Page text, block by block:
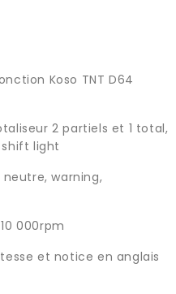
Koso TNT D64
2 partiels et 1 total,
shift light
warning,
000rpm
et notice en anglais